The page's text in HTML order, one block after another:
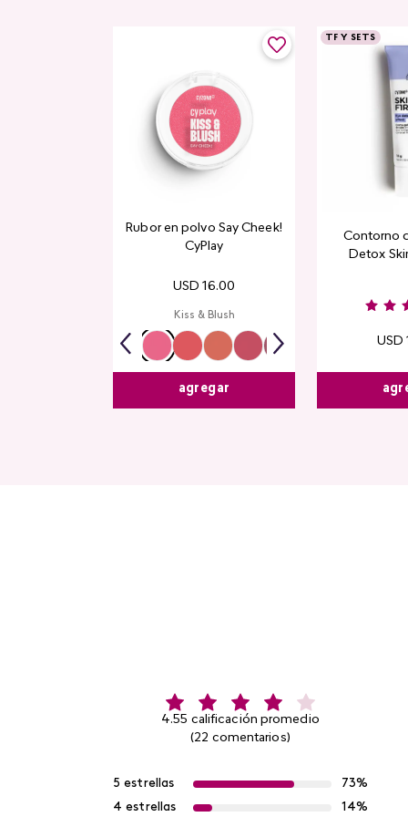
Rubor en polvo Say Cheek!
CyPlay
USD 16.00
Kiss & Blush
agregar
TF Y SETS
Contorno
Detox
USD
4.55 calificación promedio
(22 comentarios)
5 estrellas
73%
4 estrellas
14%